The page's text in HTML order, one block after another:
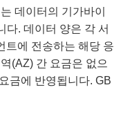
데이터의 기가바이
다. 데이터 양은 각 서
트에 전송하는 해당 응
(AZ) 간 요금은 없으
금에 반영됩니다. GB